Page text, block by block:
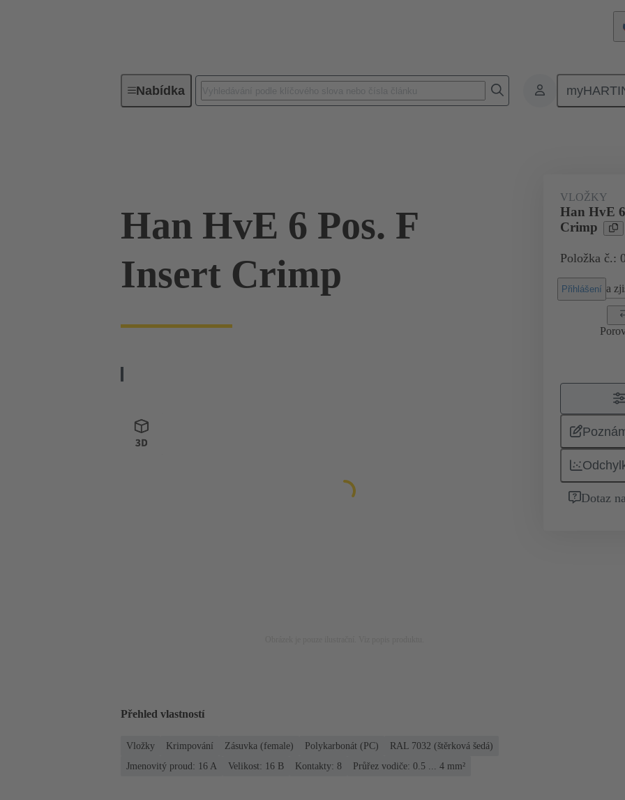
NabídkaPrůmyslové konektory / Han® Monoblokové vložky Pro
Han HvE 6 Pos. F
Insert Crimp
VLOŽKY
Han HvE
Crimp
Položka č.:
Přihlášení a
Dotaz
Přehled vlastností
Vložky Krimpování Zásuvka (female) Polykarbonát (PC)
RAL 7032 (štěrková šedá)
Jmenovitý proud: ‌16 A
Velikost: 16 B Kontakty: 8 Průřez vodiče: 0.5 ... 4 mm²